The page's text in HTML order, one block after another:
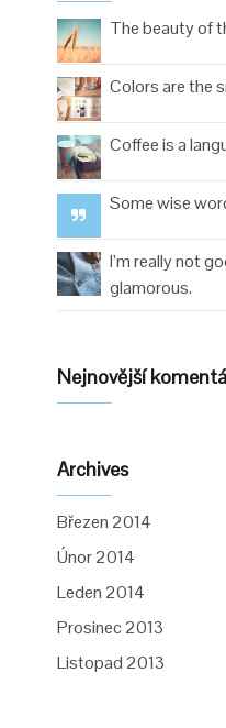
The beauty of
Colors are the
Coffee is a
Some wise
I’m really not
glamorous.
Nejnovější
Archives
Březen 2014
Únor 2014
Leden 2014
Prosinec 2013
Listopad 2013